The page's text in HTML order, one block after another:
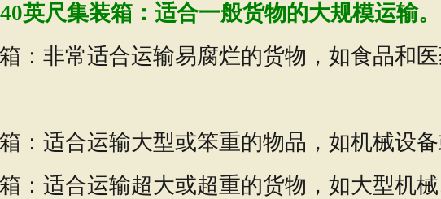
英尺集装箱：适合一般货物的大规模运输。
：非常适合运输易腐烂的货物，如食品和
：适合运输大型或笨重的物品，如机械设备
：适合运输超大或超重的货物，如大型机械